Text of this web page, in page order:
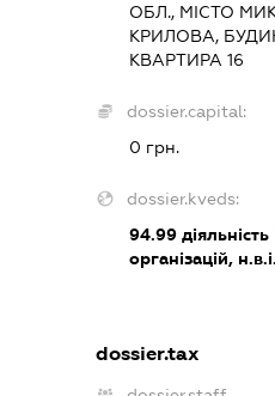
ОБЛ., МІСТО
КРИЛОВА,
КВАРТИРА 16
dossier.capital:
0 грн.
dossier.kveds:
94.99
організацій,
dossier.tax